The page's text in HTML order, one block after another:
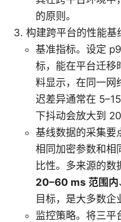
的原则。
构建跨平台的性能基
基准指标。设定
标，能在平台迁移
料显示，在同一网
迟差异通常在
下抖动会放大到
基线数据的采集要
相同加密参数和相
比性。多来源的数
20–60 ms 范围内
目标，是大多数企
监控策略。将三平